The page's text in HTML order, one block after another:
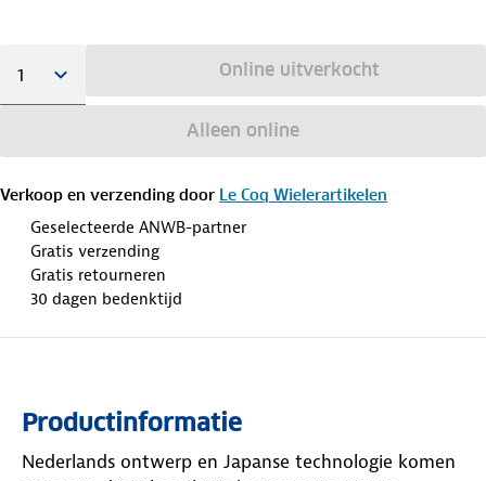
Online uitverkocht
Alleen online
Verkoop en verzending door Le Coq Wielerartikelen
Geselecteerde ANWB-partner
Gratis verzending
Gratis retourneren
30 dagen bedenktijd
Productinformatie
Nederlands ontwerp en Japanse technologie komen